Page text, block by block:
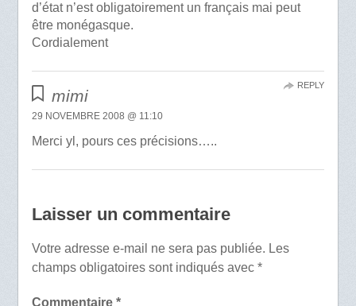
d’état n’est obligatoirement un français mai peut
être monégasque.
Cordialement
mimi
29 NOVEMBRE 2008 @ 11:10
Merci yl, pours ces précisions…..
REPLY
Laisser un commentaire
Votre adresse e-mail ne sera pas publiée. Les
champs obligatoires sont indiqués avec *
Commentaire *